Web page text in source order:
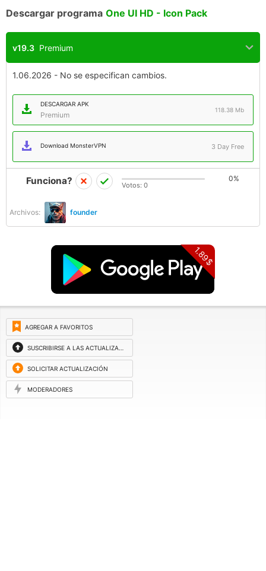
Descargar programa One UI HD - Icon Pack
v19.3 Premium
1.06.2026 - No se especifican cambios.
DESCARGAR APK
Premium
118.38 Mb
Download MonsterVPN 3 Day Free
Archivos: founder
Funciona? 0%
Votos: 0
1.89$
AGREGAR A FAVORITOS
SUSCRIBIRSE A LAS ACTUALIZACIONES
SOLICITAR ACTUALIZACIÓN
MODERADORES